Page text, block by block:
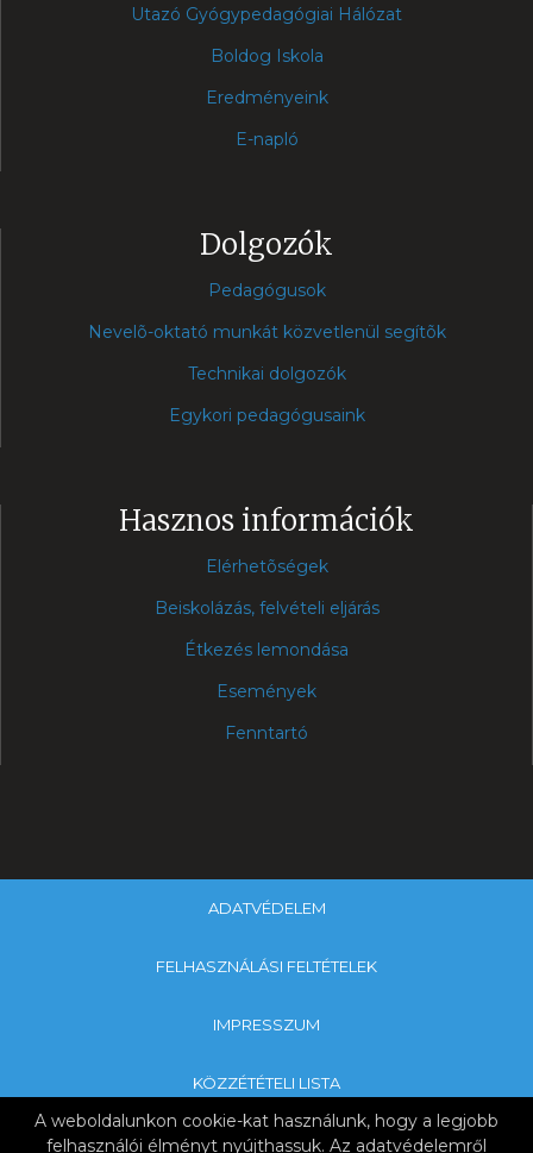
A weboldalunkon cookie-kat használunk, hogy a legjobb
felhasználói élményt nyújthassuk. Az adatvédelemről
Utazó Gyógypedagógiai Hálózat
Boldog Iskola
Eredményeink
E-napló
Dolgozók
Pedagógusok
Nevelõ-oktató munkát közvetlenül segítõk
Technikai dolgozók
Egykori pedagógusaink
Hasznos információk
Elérhetõségek
Beiskolázás, felvételi eljárás
Étkezés lemondása
Események
Fenntartó
ADATVÉDELEM
FELHASZNÁLÁSI FELTÉTELEK
IMPRESSZUM
KÖZZÉTÉTELI LISTA
Copyright © 2019 SZEGYMI & Nagykanizsa Tankerületi Központ